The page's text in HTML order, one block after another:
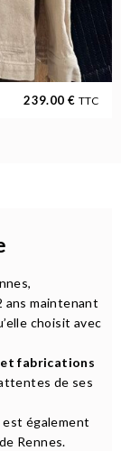
239.00 € TTC
ans maintenant
choisit avec
fabrications
de ses
est également
Rennes.